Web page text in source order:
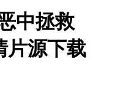
中拯救
片源下载